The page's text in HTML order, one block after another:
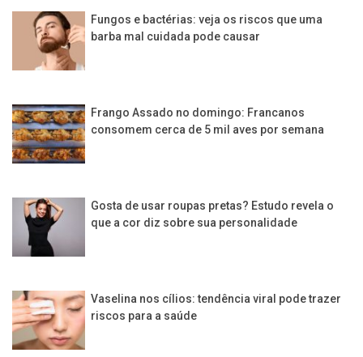
Fungos e bactérias: veja os riscos que uma
barba mal cuidada pode causar
Frango Assado no domingo: Francanos
consomem cerca de 5 mil aves por semana
Gosta de usar roupas pretas? Estudo revela o
que a cor diz sobre sua personalidade
Vaselina nos cílios: tendência viral pode trazer
riscos para a saúde